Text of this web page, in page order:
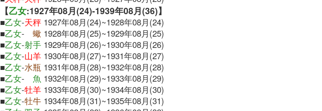
【乙女:1927年08月(24)-1939年08月(36)】
■乙女-天秤 1927年08月(24)~1928年08月(24)
■乙女- 蠍 1928年08月(25)~1929年08月(25)
■乙女-射手 1929年08月(26)~1930年08月(26)
■乙女-山羊 1930年08月(27)~1931年08月(27)
■乙女-水瓶 1931年08月(28)~1932年08月(28)
■乙女- 魚 1932年08月(29)~1933年08月(29)
■乙女-牡羊 1933年08月(30)~1934年08月(30)
■乙女-牡牛 1934年08月(31)~1935年08月(31)